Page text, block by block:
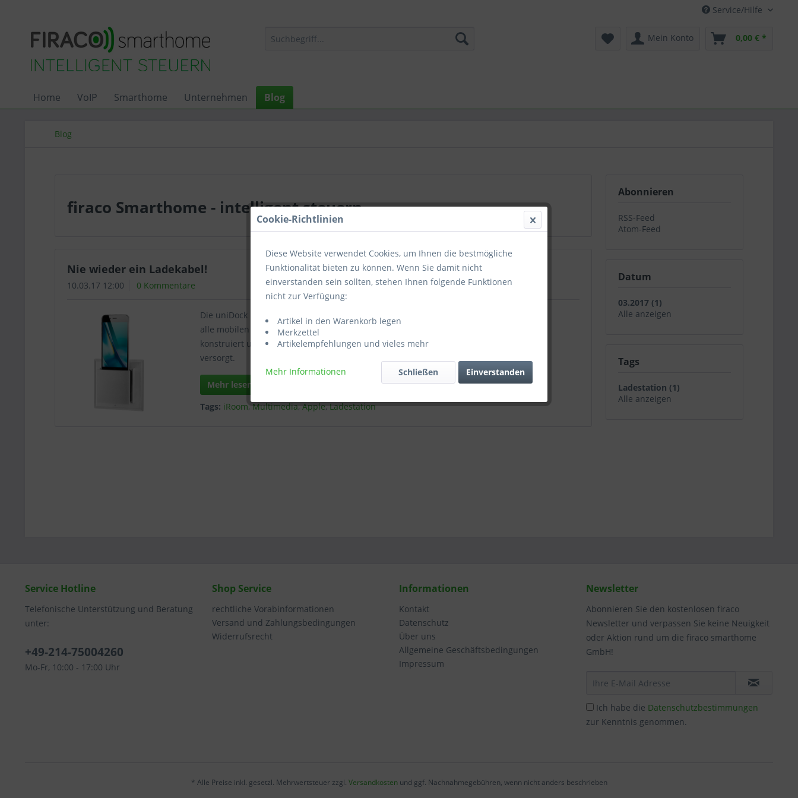
Service/Hilfe
Mein Konto 0,00 € *
Home VoIP Smarthome Unternehmen Blog
Blog
Abonnieren
RSS-Feed
Atom-Feed
Datum
03.2017 (1)
Alle anzeigen
Tags
Ladestation (1)
Alle anzeigen
firaco Smarthome - intelligent steuern
Nie wieder ein Ladekabel!
10.03.17 12:00 0 Kommentare
Die uniDock ist ein universelles Ladegerät für fast
alle mobilen Endgeräte. Die uniDock ist für Schalterdoseneinbau
konstruiert und wird mit Netzspannung
versorgt.
Mehr lesen
Tags: iRoom, Multimedia,Apple, Ladestation
Service Hotline
Telefonische Unterstützung und Beratung
unter:
+49-214-75004260
Mo-Fr, 10:00 - 17:00 Uhr
Shop Service
rechtliche Vorabinformationen
Versand und Zahlungsbedingungen
Widerrufsrecht
Informationen
Kontakt
Datenschutz
Über uns
Allgemeine Geschäftsbedingungen
Impressum
Newsletter
Abonnieren Sie den kostenlosen firaco
Newsletter und verpassen Sie keine Neuigkeit
oder Aktion rund um die firaco smarthome
GmbH!
Ich habe die Datenschutzbestimmungen
zur Kenntnis genommen.
* Alle Preise inkl. gesetzl. Mehrwertsteuer zzgl. Versandkostenund ggf. Nachnahmegebühren, wenn nicht anders beschrieben
Cookie-Richtlinien
Diese Website verwendet Cookies, um Ihnen die bestmögliche
Funktionalität bieten zu können. Wenn Sie damit nicht
einverstanden sein sollten, stehen Ihnen folgende Funktionen
nicht zur Verfügung:
Artikel in den Warenkorb legen
Merkzettel
Artikelempfehlungen und vieles mehr
Mehr Informationen Einverstanden
Schließen